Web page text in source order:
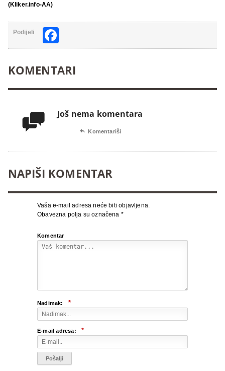
(Kliker.info-AA)
Podijeli
KOMENTARI
 Još nema komentara
 Komentariši
NAPIŠI KOMENTAR
Vaša e-mail adresa neće biti objavljena.
Obavezna polja su označena *
Komentar
Nadimak: *
E-mail adresa: *